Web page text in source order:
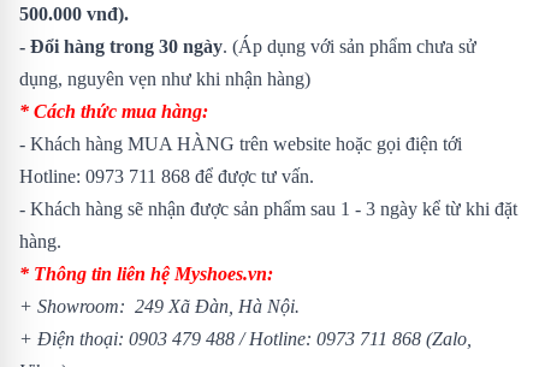
500.000 vnđ).
- Đổi hàng trong 30 ngày. (Áp dụng với sản phẩm chưa sử
dụng, nguyên vẹn như khi nhận hàng)
* Cách thức mua hàng:
- Khách hàng MUA HÀNG trên website hoặc gọi điện tới
Hotline: 0973 711 868 để được tư vấn.
- Khách hàng sẽ nhận được sản phẩm sau 1 - 3 ngày kể từ khi đặt
hàng.
* Thông tin liên hệ Myshoes.vn:
+ Showroom: 249 Xã Đàn, Hà Nội.
+ Điện thoại: 0903 479 488 / Hotline: 0973 711 868 (Zalo,